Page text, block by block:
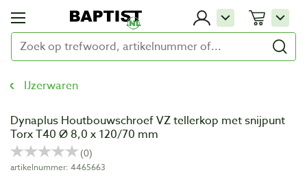
IJzerwaren
Dynaplus Houtbouwschroef VZ tellerkop met snijpunt
Torx T40 Ø 8,0 x 120/70 mm
artikelnummer: 4465663